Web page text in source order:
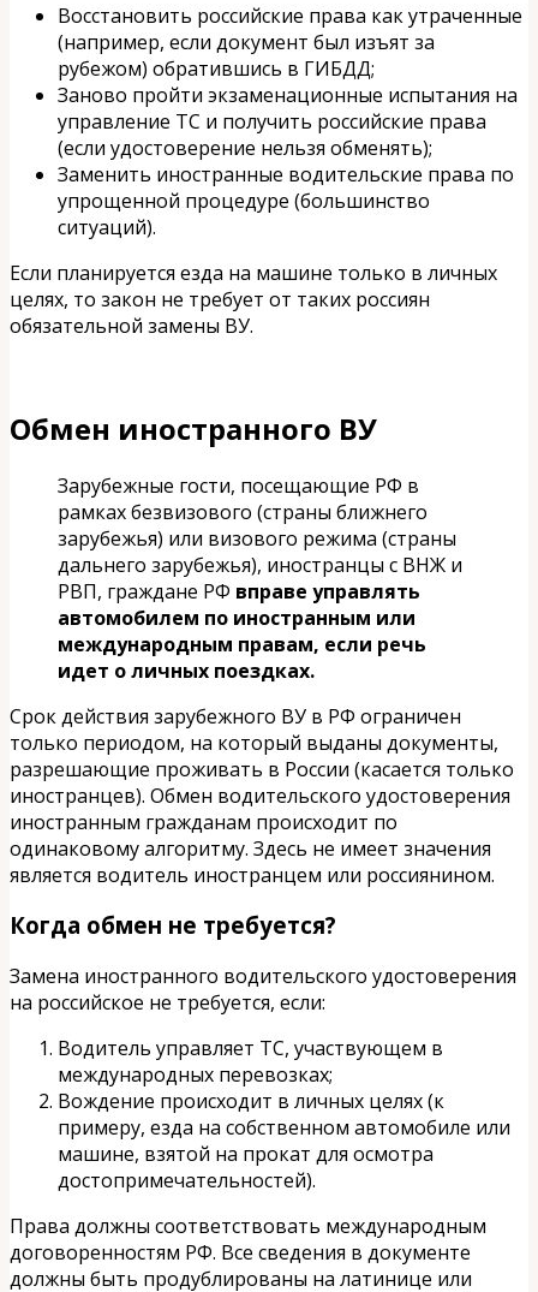
Восстановить российские права как утраченные
(например, если документ был изъят за
рубежом) обратившись в ГИБДД;
Заново пройти экзаменационные испытания на
управление ТС и получить российские права
(если удостоверение нельзя обменять);
Заменить иностранные водительские права по
упрощенной процедуре (большинство
ситуаций).
Если планируется езда на машине только в личных
целях, то закон не требует от таких россиян
обязательной замены ВУ.
Обмен иностранного ВУ
Зарубежные гости, посещающие РФ в
рамках безвизового (страны ближнего
зарубежья) или визового режима (страны
дальнего зарубежья), иностранцы с ВНЖ и
РВП, граждане РФ вправе управлять
автомобилем по иностранным или
международным правам, если речь
идет о личных поездках.
Срок действия зарубежного ВУ в РФ ограничен
только периодом, на который выданы документы,
разрешающие проживать в России (касается только
иностранцев). Обмен водительского удостоверения
иностранным гражданам происходит по
одинаковому алгоритму. Здесь не имеет значения
является водитель иностранцем или россиянином.
Когда обмен не требуется?
Замена иностранного водительского удостоверения
на российское не требуется, если:
Водитель управляет ТС, участвующем в
международных перевозках;
Вождение происходит в личных целях (к
примеру, езда на собственном автомобиле или
машине, взятой на прокат для осмотра
достопримечательностей).
Права должны соответствовать международным
договоренностям РФ. Все сведения в документе
должны быть продублированы на латинице или